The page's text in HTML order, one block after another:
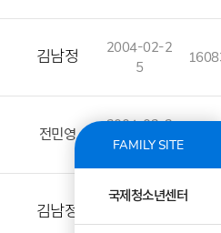
FAMILY SITE
국제청소년센터
김남정
2004-02-2
5
전민영
2004-02-2
5
김남정
2004-02-2
5